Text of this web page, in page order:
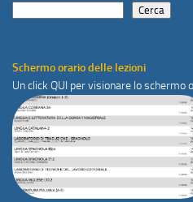
Cerca
Schermo orario delle lezioni
Un click QUI per visionare lo schermo